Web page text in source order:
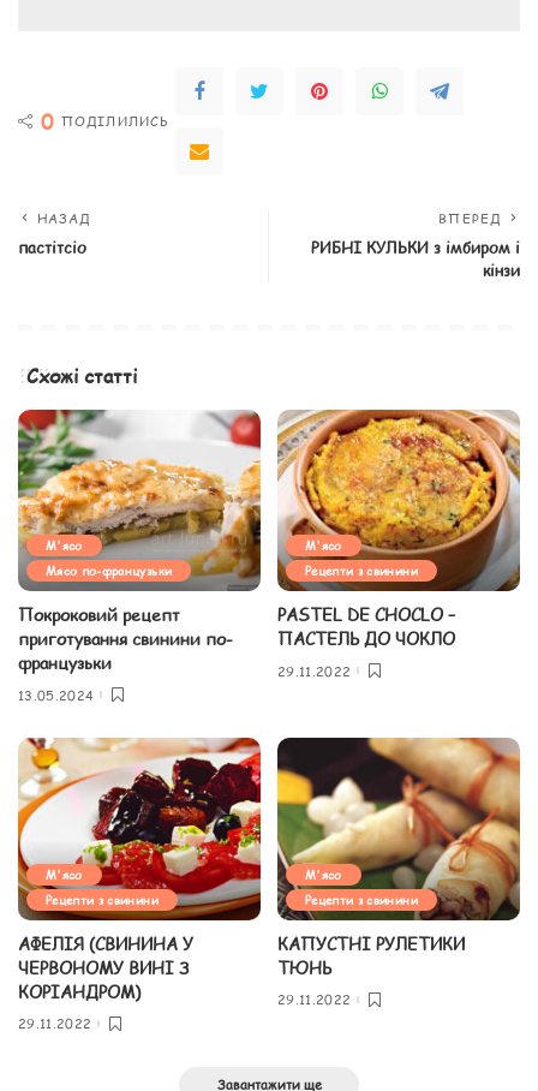
0 ПОДІЛИЛИСЬ
НАЗАД
пастітсіо
ВПЕРЕД
РИБНІ КУЛЬКИ з імбиром і
кінзи
Схожі статті
М'ясо
Мясо по-французьки
Покроковий рецепт
приготування свинини по-
французьки
13.05.2024
М'ясо
Рецепти з свинини
PASTEL DE CHOCLO –
ПАСТЕЛЬ ДО ЧОКЛО
29.11.2022
М'ясо
Рецепти з свинини
АФЕЛІЯ (СВИНИНА У
ЧЕРВОНОМУ ВИНІ З
КОРІАНДРОМ)
29.11.2022
М'ясо
Рецепти з свинини
КАПУСТНІ РУЛЕТИКИ
ТЮНЬ
29.11.2022
Завантажити ще